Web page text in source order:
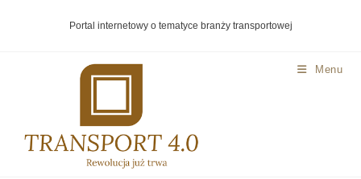
Portal internetowy o tematyce branży transportowej
Menu